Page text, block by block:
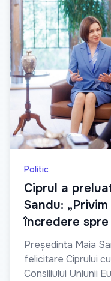
Politic
Ciprul a
Sandu:
încredere spre
Președinta Maia
felicitare Ciprului
Consiliului Uniunii